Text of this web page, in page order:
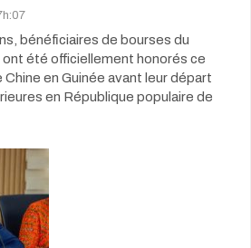
bénéficiaires de bourses du
été officiellement honorés ce
en Guinée avant leur départ
en République populaire de